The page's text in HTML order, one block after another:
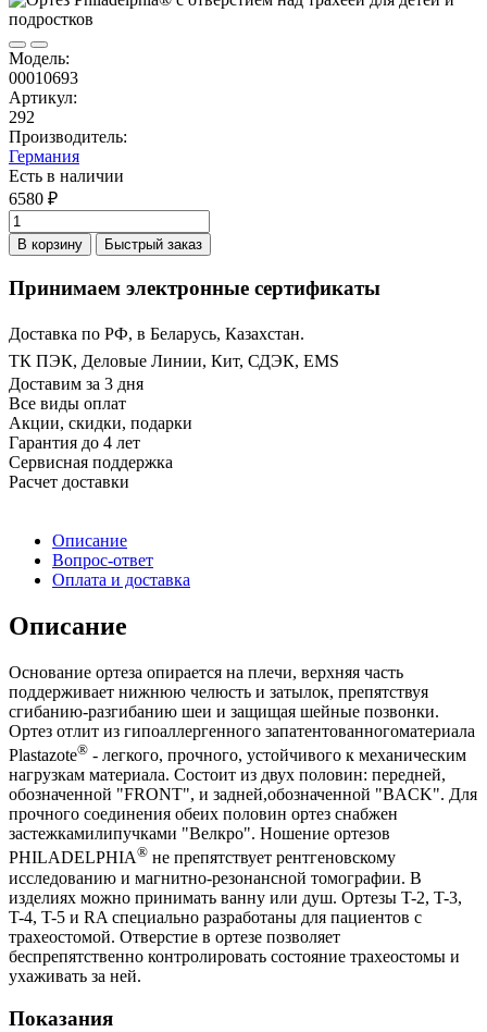
Модель:
00010693
Артикул:
292
Производитель:
Германия
Есть в наличии
6580 ₽
В корзину Быстрый заказ
Принимаем электронные сертификаты
Доставка по РФ, в Беларусь, Казахстан.
ТК ПЭК, Деловые Линии, Кит, СДЭК, EMS
Доставим за 3 дня
Все виды оплат
Акции, скидки, подарки
Гарантия до 4 лет
Сервисная поддержка
Расчет доставки
Описание
Вопрос-ответ
Оплата и доставка
Описание
Основание ортеза опирается на плечи, верхняя часть
поддерживает нижнюю челюсть и затылок, препятствуя
сгибанию-разгибанию шеи и защищая шейные позвонки.
Ортез отлит из гипоаллергенного запатентованногоматериала
Plastazote® - легкого, прочного, устойчивого к механическим
нагрузкам материала. Состоит из двух половин: передней,
обозначенной "FRONT", и задней,обозначенной "BACK". Для
прочного соединения обеих половин ортез снабжен
застежкамилипучками "Велкро". Ношение ортезов
PHILADELPHIA® не препятствует рентгеновскому
исследованию и магнитно-резонансной томографии. В
изделиях можно принимать ванну или душ. Ортезы T-2, T-3,
T-4, T-5 и RA специально разработаны для пациентов с
трахеостомой. Отверстие в ортезе позволяет
беспрепятственно контролировать состояние трахеостомы и
ухаживать за ней.
Показания